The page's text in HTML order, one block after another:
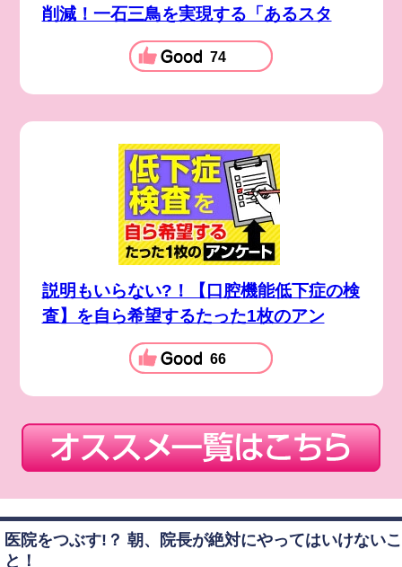
削減！一石三鳥を実現する「あるスタ
74
説明もいらない?！【口腔機能低下症の検
査】を自ら希望するたった1枚のアン
66
医院をつぶす!？ 朝、院長が絶対にやってはいけないこ
と！